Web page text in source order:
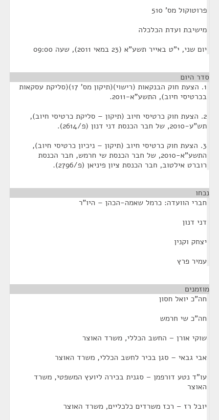
פרוטוקול מס' 510
מישיבת ועדת הכלכלה
יום שני, י"ט באייר תשע"א (23 במאי 2011), שעה 09:00
סדר היום
1. הצעת חוק הבנקאות (רישוי)(תיקון מס' 17)(סליקת עסקאות
בכרטיסי חיוב), התשע"א-2011.
2. הצעת חוק כרטיסי חיוב (תיקון – סליקת כרטיסי חיוב),
תש"ע-2010, של חבר הכנסת דני דנון (פ/2614).
3. הצעת חוק כרטיסי חיוב (תיקון – ניכיון כרטיסי חיוב),
התשע"א-2010, של חבר הכנסת שי חרמש, חבר הכנסת
רוברט אילטוב, חבר הכנסת ציון פיניאן (פ/2796).
נכחו
חברי הוועדה: כרמל שאמה-הכהן – היו"ר
דני דנון
יצחק וקנין
עמיר פרץ
מוזמנים
חה"כ יואל חסון
חה"כ שי חרמש
שוקי אורן – החשב הכללי, משרד האוצר
אבי גבאי – סגן בכיר לחשב הכללי, משרד האוצר
עו"ד נטע דורפמן – סגנית בכירה ליועץ המשפטי, משרד
האוצר
יובל רז – רכז משרדים כלכליים, משרד האוצר